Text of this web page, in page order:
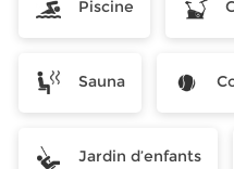
Piscine
Sauna
Jardin d’enfants